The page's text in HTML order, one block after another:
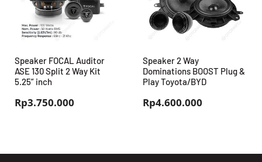
Speaker FOCAL Auditor
ASE 130 Split 2 Way Kit
5.25” inch
Rp3.750.000
Speaker 2 Way
Dominations BOOST Plug &
Play Toyota/BYD
Rp4.600.000